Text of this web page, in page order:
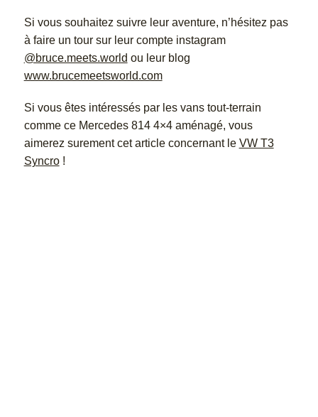
Si vous souhaitez suivre leur aventure, n’hésitez pas
à faire un tour sur leur compte instagram
@bruce.meets.world ou leur blog
www.brucemeetsworld.com
Si vous êtes intéressés par les vans tout-terrain
comme ce Mercedes 814 4×4 aménagé, vous
aimerez surement cet article concernant le VW T3
Syncro!